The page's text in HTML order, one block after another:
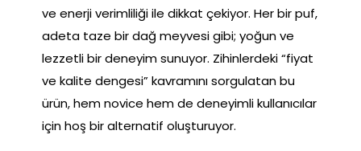
ve enerji verimliliği ile dikkat çekiyor. Her bir puf,
adeta taze bir dağ meyvesi gibi; yoğun ve
lezzetli bir deneyim sunuyor. Zihinlerdeki “fiyat
ve kalite dengesi” kavramını sorgulatan bu
ürün, hem novice hem de deneyimli kullanıcılar
için hoş bir alternatif oluşturuyor.